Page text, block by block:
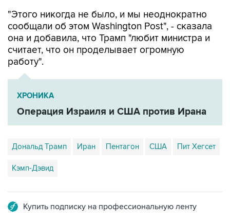
"Этого никогда не было, и мы неоднократно
сообщали об этом Washington Post", - сказала
она и добавила, что Трамп "любит министра и
считает, что он проделывает огромную
работу".
ХРОНИКА
Операция Израиля и США против Ирана
Дональд Трамп Иран Пентагон США Пит Хегсет
Кэмп-Дэвид
Купить подписку на профессиональную ленту